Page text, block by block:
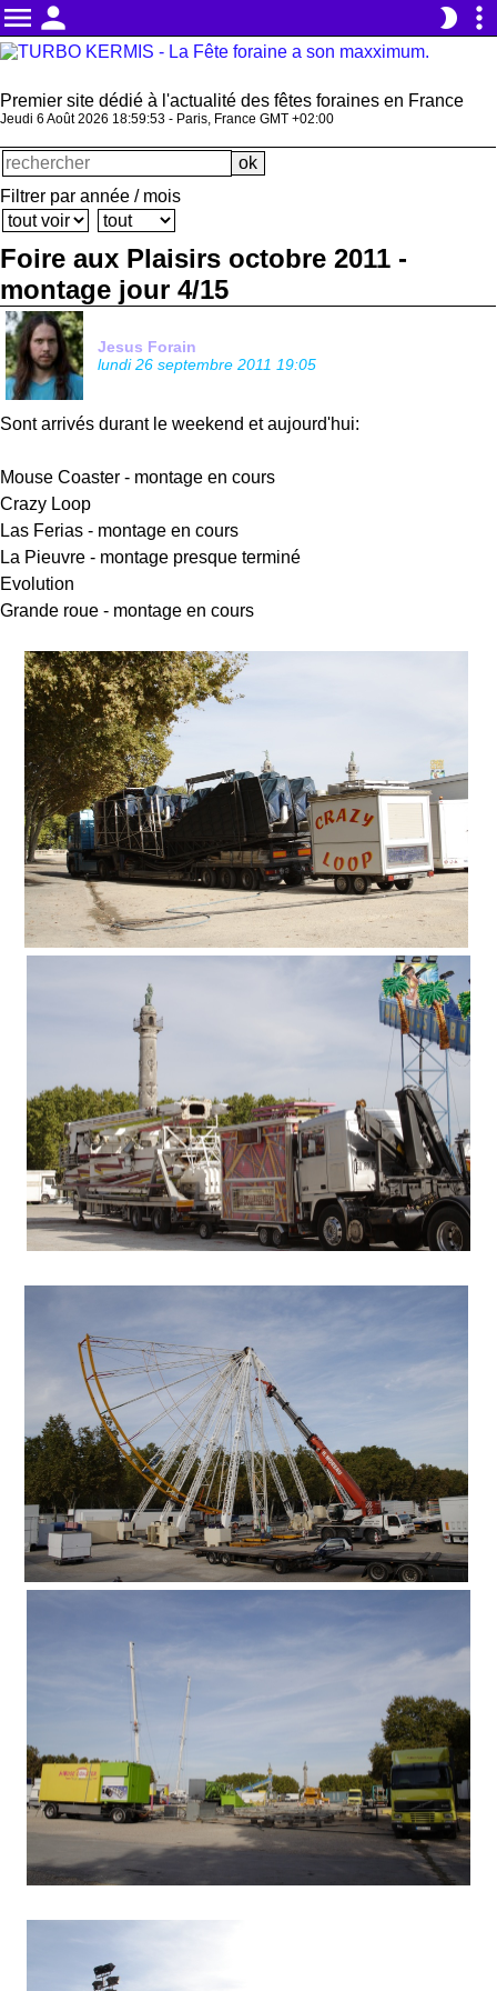
menu person brightness_2 more_vert
Premier site dédié à l'actualité des fêtes foraines en France
Jeudi 6 Août 2026 18:59:53 - Paris, France GMT +02:00
Filtrer par année / mois
Foire aux Plaisirs octobre 2011 -
montage jour 4/15
Jesus Forain
lundi 26 septembre 2011 19:05
Sont arrivés durant le weekend et aujourd'hui:
Mouse Coaster - montage en cours
Crazy Loop
Las Ferias - montage en cours
La Pieuvre - montage presque terminé
Evolution
Grande roue - montage en cours